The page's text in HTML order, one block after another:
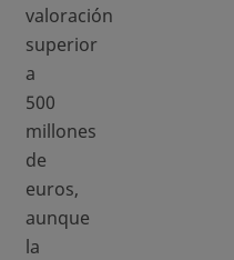
valoración
superior
a
500
millones
de
euros,
aunque
la